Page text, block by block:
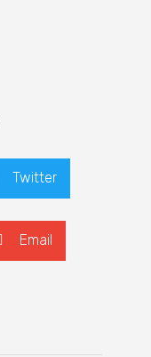
Twitter
Email